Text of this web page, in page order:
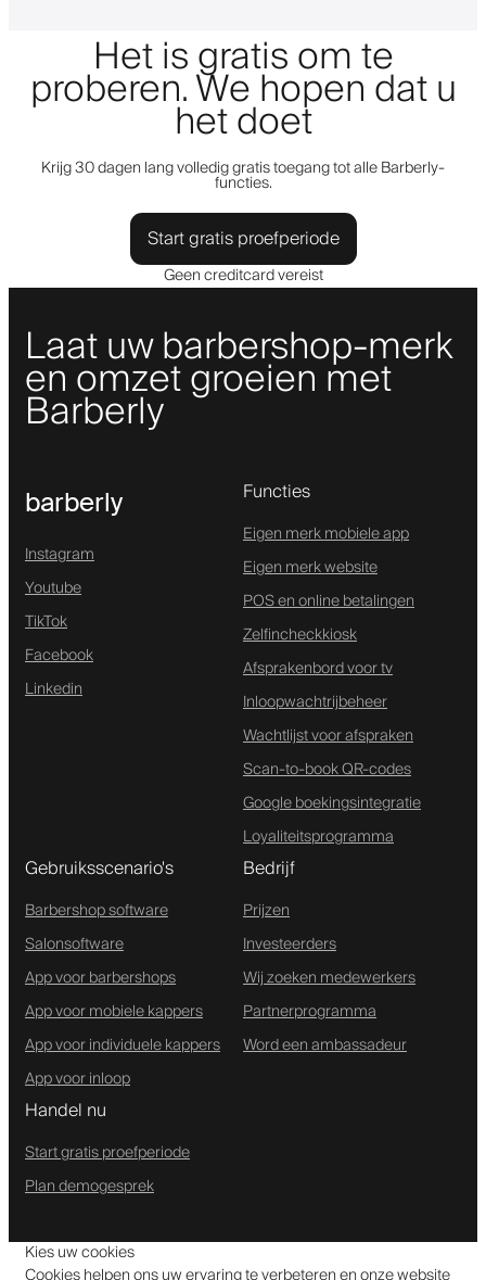
Het is gratis om te
proberen. We hopen dat u
het doet
Krijg 30 dagen lang volledig gratis toegang tot alle Barberly-
functies.
Start gratis proefperiode
Geen creditcard vereist
Laat uw barbershop-merk
en omzet groeien met
Barberly
barberly
Instagram
Youtube
TikTok
Facebook
Linkedin
Functies
Eigen merk mobiele app
Eigen merk website
POS en online betalingen
Zelfincheckkiosk
Afsprakenbord voor tv
Inloopwachtrijbeheer
Wachtlijst voor afspraken
Scan-to-book QR-codes
Google boekingsintegratie
Loyaliteitsprogramma
Gebruiksscenario's
Barbershop software
Salonsoftware
App voor barbershops
App voor mobiele kappers
App voor individuele kappers
App voor inloop
Bedrijf
Prijzen
Investeerders
Wij zoeken medewerkers
Partnerprogramma
Word een ambassadeur
Handel nu
Start gratis proefperiode
Plan demogesprek
Kies uw cookies